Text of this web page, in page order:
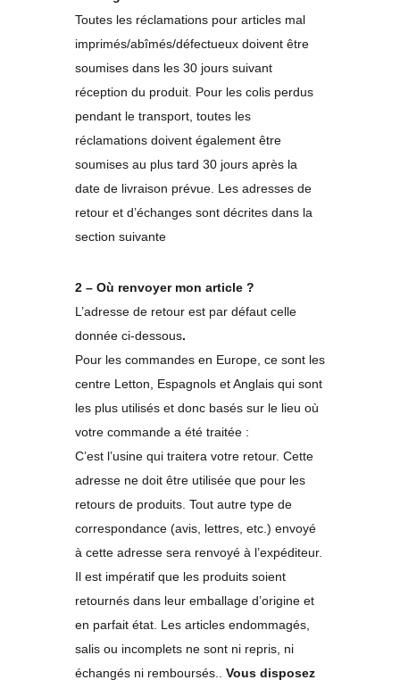
Toutes les réclamations pour articles mal
imprimés/abîmés/défectueux doivent être
soumises dans les 30 jours suivant
réception du produit. Pour les colis perdus
pendant le transport, toutes les
réclamations doivent également être
soumises au plus tard 30 jours après la
date de livraison prévue. Les adresses de
retour et d’échanges sont décrites dans la
section suivante
2 – Où renvoyer mon article ?
L’adresse de retour est par défaut celle
donnée ci-dessous.
Pour les commandes en Europe, ce sont les
centre Letton, Espagnols et Anglais qui sont
les plus utilisés et donc basés sur le lieu où
votre commande a été traitée :
C’est l’usine qui traitera votre retour. Cette
adresse ne doit être utilisée que pour les
retours de produits. Tout autre type de
correspondance (avis, lettres, etc.) envoyé
à cette adresse sera renvoyé à l’expéditeur.
Il est impératif que les produits soient
retournés dans leur emballage d’origine et
en parfait état. Les articles endommagés,
salis ou incomplets ne sont ni repris, ni
échangés ni remboursés.. Vous disposez